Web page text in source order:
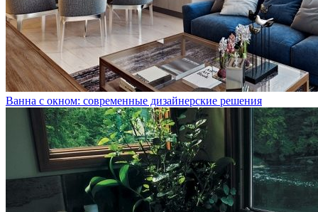
Ванна с окном: современные дизайнерские решения